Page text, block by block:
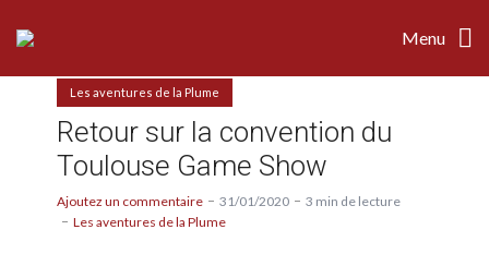
Menu
Les aventures de la Plume
Retour sur la convention du
Toulouse Game Show
Ajoutez un commentaire 31/01/2020
3 min de lecture
Les aventures de la Plume